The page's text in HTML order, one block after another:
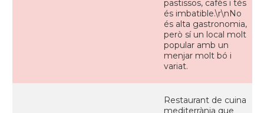
pastissos, cafès i tés
és imbatible.\r\nNo
és alta gastronomia,
però sí un local molt
popular amb un
menjar molt bó i
variat.
Restaurant de cuina
mediterrània que